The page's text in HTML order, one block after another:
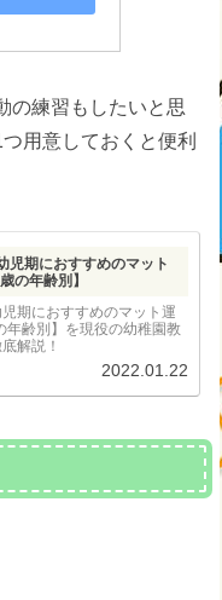
の練習もしたいと思
用意しておくと便利
児期におすすめのマット
の年齢別】
期におすすめのマット運
年齢別】を現役の幼稚園教
解説！
2022.01.22